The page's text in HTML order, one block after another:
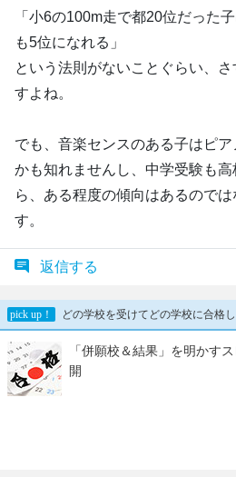
「小6の100m走で都20位だった
も5位になれる」
という法則がないことぐらい、
すよね。
でも、音楽センスのある子はピ
かも知れませんし、中学受験も
ら、ある程度の傾向はあるので
す。
返信する